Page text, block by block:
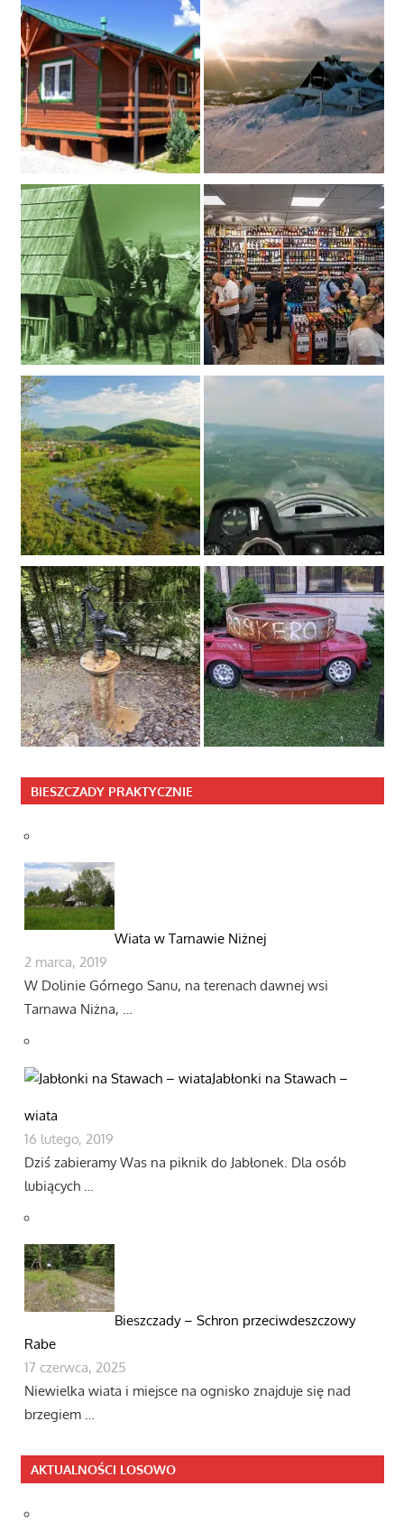
BIESZCZADY PRAKTYCZNIE
Wiata w Tarnawie Niżnej
2 marca, 2019
W Dolinie Górnego Sanu, na terenach dawnej wsi
Tarnawa Niżna, …
Jabłonki na Stawach –
wiata
16 lutego, 2019
Dziś zabieramy Was na piknik do Jabłonek. Dla osób
lubiących …
Bieszczady – Schron przeciwdeszczowy
Rabe
17 czerwca, 2025
Niewielka wiata i miejsce na ognisko znajduje się nad
brzegiem …
AKTUALNOŚCI LOSOWO